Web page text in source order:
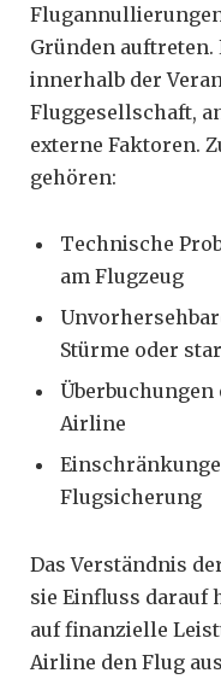
Gründen auftreten.
innerhalb der
Fluggesellschaft,
externe Faktoren.
gehören:
Technische
am Flugzeug
Stürme oder
Überbuchungen
Airline
Flugsicherung
Das Verständnis
sie Einfluss darauf
auf finanzielle
Airline den Flug